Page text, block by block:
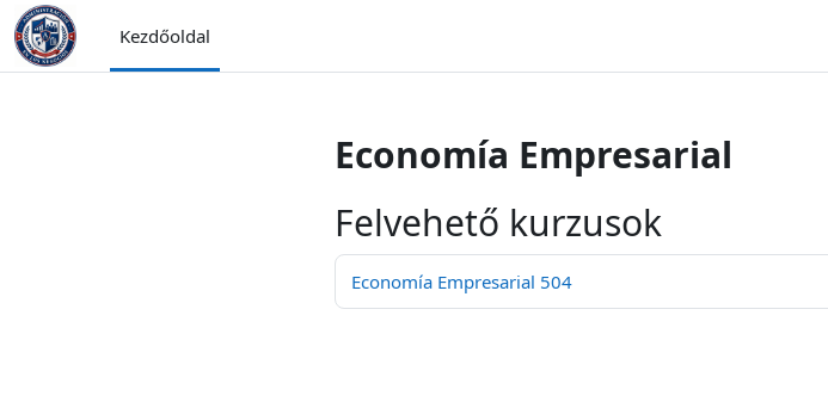
Tovább a fő tartalomhoz
Kezdőoldal
Economía Empresarial
Felvehető kurzusok
Economía Empresarial 504